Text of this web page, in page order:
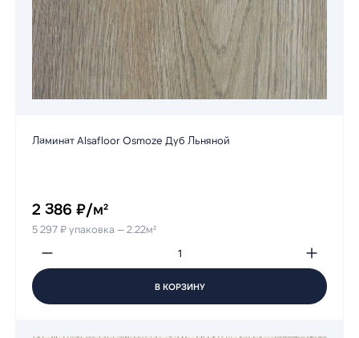
Ламинат Alsafloor Osmoze Дуб Льняной
2 386 ₽/м²
5 297 ₽ упаковка — 2.22м²
В КОРЗИНУ